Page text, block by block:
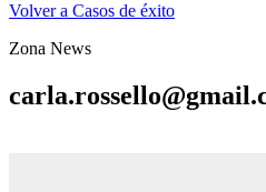
Volver a Casos de éxito
Zona News